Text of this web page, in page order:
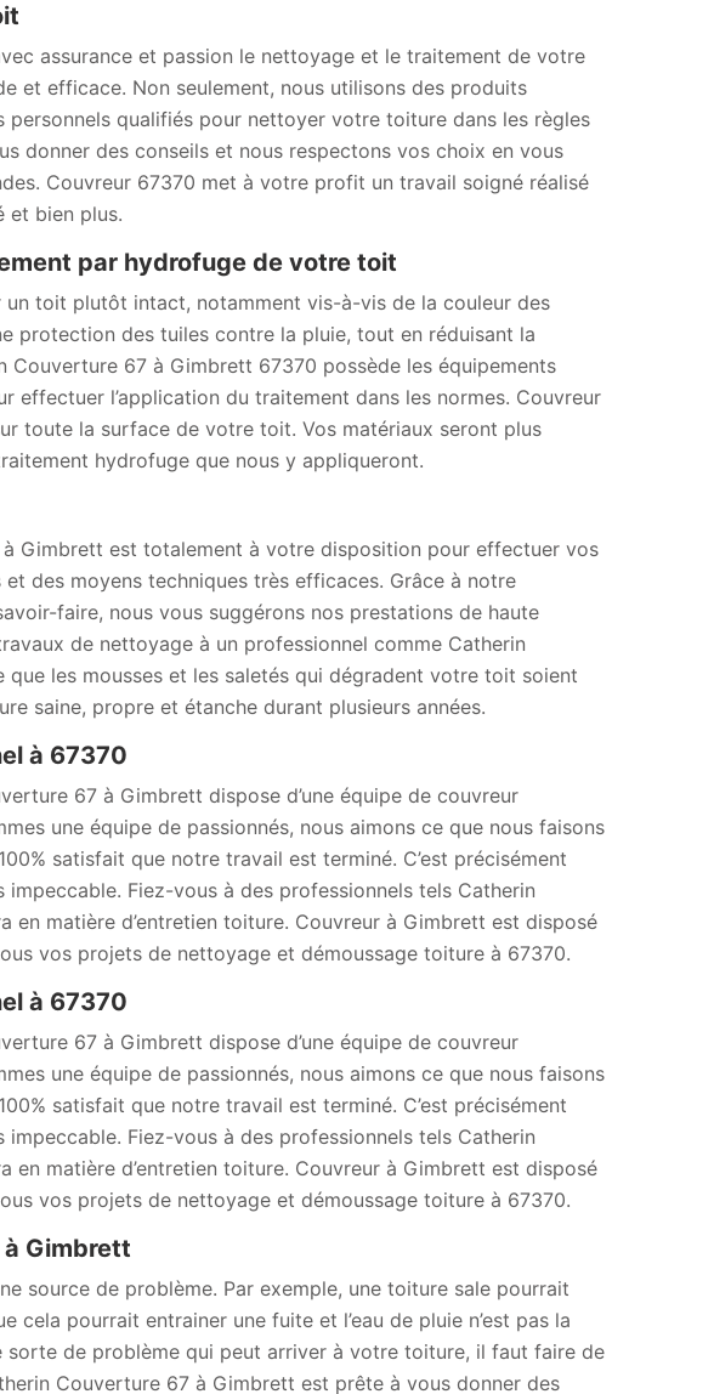
assurance et passion le nettoyage et le traitement de votre
et efficace. Non seulement, nous utilisons des produits
personnels qualifiés pour nettoyer votre toiture dans les règles
donner des conseils et nous respectons vos choix en vous
Couvreur 67370 met à votre profit un travail soigné réalisé
et bien plus.
par hydrofuge de votre toit
toit plutôt intact, notamment vis-à-vis de la couleur des
protection des tuiles contre la pluie, tout en réduisant la
Couverture 67 à Gimbrett 67370 possède les équipements
effectuer l’application du traitement dans les normes. Couvreur
toute la surface de votre toit. Vos matériaux seront plus
hydrofuge que nous y appliqueront.
Gimbrett est totalement à votre disposition pour effectuer vos
des moyens techniques très efficaces. Grâce à notre
faire, nous vous suggérons nos prestations de haute
de nettoyage à un professionnel comme Catherin
les mousses et les saletés qui dégradent votre toit soient
saine, propre et étanche durant plusieurs années.
à 67370
67 à Gimbrett dispose d’une équipe de couvreur
une équipe de passionnés, nous aimons ce que nous faisons
satisfait que notre travail est terminé. C’est précisément
Fiez-vous à des professionnels tels Catherin
matière d’entretien toiture. Couvreur à Gimbrett est disposé
vos projets de nettoyage et démoussage toiture à 67370.
à 67370
67 à Gimbrett dispose d’une équipe de couvreur
une équipe de passionnés, nous aimons ce que nous faisons
satisfait que notre travail est terminé. C’est précisément
Fiez-vous à des professionnels tels Catherin
matière d’entretien toiture. Couvreur à Gimbrett est disposé
vos projets de nettoyage et démoussage toiture à 67370.
Gimbrett
source de problème. Par exemple, une toiture sale pourrait
cela pourrait entrainer une fuite et l’eau de pluie n’est pas la
sorte de problème qui peut arriver à votre toiture, il faut faire de
Couverture 67 à Gimbrett est prête à vous donner des